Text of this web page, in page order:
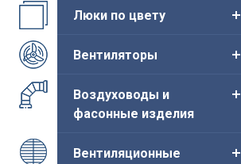
Люки по цвету
Вентиляторы
Воздуховоды и
фасонные изделия
Вентиляционные